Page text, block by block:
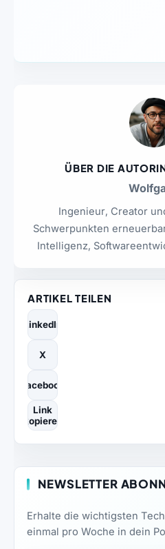
ÜBER DIE
Ingenieur, Creator
Schwerpunkten
Intelligenz,
ARTIKEL TEILEN
LinkedIn
X
Facebook
Link
kopieren
NEWSLETTER
Erhalte die wichtigsten
einmal pro Woche in dein